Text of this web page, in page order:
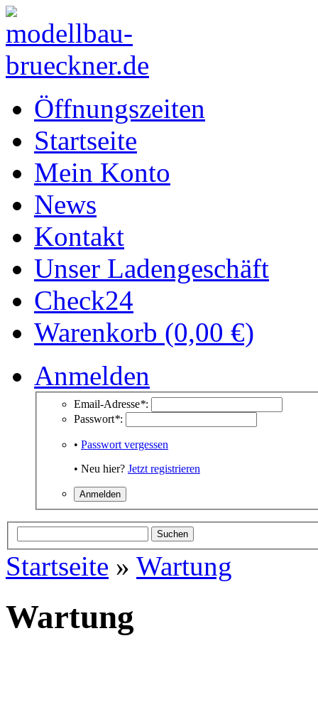
Öffnungszeiten
Startseite
Mein Konto
News
Kontakt
Unser Ladengeschäft
Check24
Warenkorb (0,00 €)
Anmelden
Email-Adresse*:
Passwort*:
• Passwort vergessen
• Neu hier? Jetzt registrieren
Startseite » Wartung
Wartung